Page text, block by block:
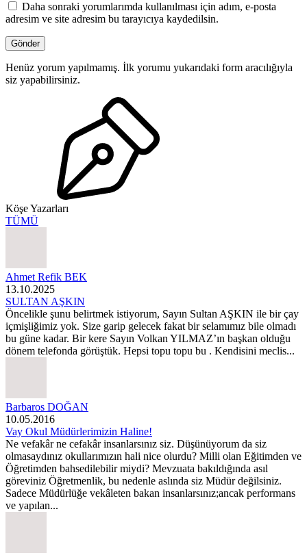
Daha sonraki yorumlarımda kullanılması için adım, e-posta
adresim ve site adresim bu tarayıcıya kaydedilsin.
Henüz yorum yapılmamış. İlk yorumu yukarıdaki form aracılığıyla
siz yapabilirsiniz.
Köşe Yazarları
TÜMÜ
Ahmet Refik BEK
13.10.2025
SULTAN AŞKIN
Öncelikle şunu belirtmek istiyorum, Sayın Sultan AŞKIN ile bir çay
içmişliğimiz yok. Size garip gelecek fakat bir selamımız bile olmadı
bu güne kadar. Bir kere Sayın Volkan YILMAZ’ın başkan olduğu
dönem telefonda görüştük. Hepsi topu topu bu . Kendisini meclis...
Barbaros DOĞAN
10.05.2016
Vay Okul Müdürlerimizin Haline!
Ne vefakâr ne cefakâr insanlarsınız siz. Düşünüyorum da siz
olmasaydınız okullarımızın hali nice olurdu? Milli olan Eğitimden ve
Öğretimden bahsedilebilir miydi? Mevzuata bakıldığında asıl
göreviniz Öğretmenlik, bu nedenle aslında siz Müdür değilsiniz.
Sadece Müdürlüğe vekâleten bakan insanlarsınız;ancak performans
ve yapılan...